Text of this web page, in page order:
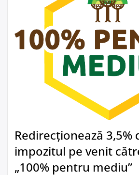
Redirecționează 3,5%
impozitul pe venit
„100% pentru mediu”